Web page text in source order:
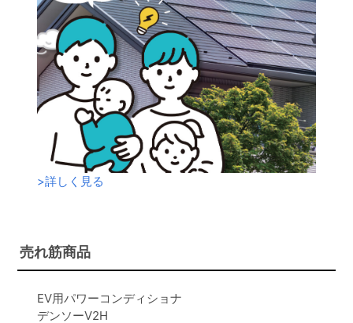
>詳しく見る
売れ筋商品
EV用パワーコンディショナ
デンソーV2H